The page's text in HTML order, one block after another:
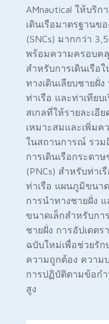
AMnautical ให้บริก
เดินเรือมาตรฐานข
(SNCs) มากกว่า
พร้อมความครอบค
สำหรับการเดินเรือใ
ทางเดินเลียบชายฝั่ง
ท่าเรือ และท่าเทียบ
สเกลที่ให้รายละเอี
เหมาะสมและเพิ่มค
ในสถานการณ์ รวม
การเดินเรือกระดา
(PNCs) สำหรับท่าเ
ท่าเรือ แผนภูมิขนา
การนำทางชายฝั่ง
ขนาดเล็กสำหรับกา
ชายฝั่ง การอัปเดตร
ฉบับใหม่เพื่อช่วยรัก
ความถูกต้อง ความ
การปฏิบัติตามข้อก
สูง